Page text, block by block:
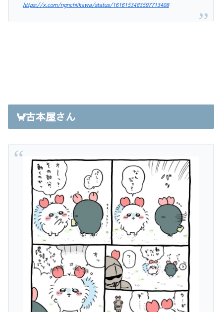
https://x.com/ngnchiikawa/status/1616153483597713408
🦀古本屋さん